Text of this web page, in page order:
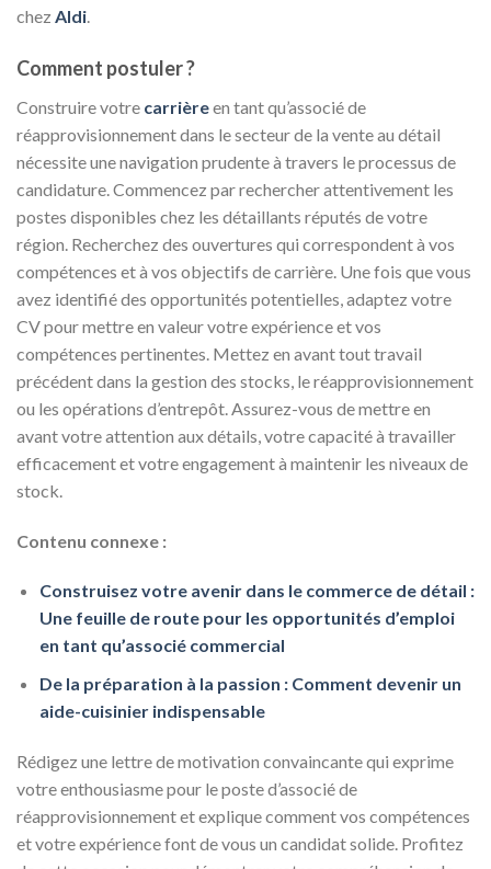
chez Aldi.
Comment postuler ?
Construire votre carrièreen tant qu’associé de
réapprovisionnement dans le secteur de la vente au détail
nécessite une navigation prudente à travers le processus de
candidature. Commencez par rechercher attentivement les
postes disponibles chez les détaillants réputés de votre
région. Recherchez des ouvertures qui correspondent à vos
compétences et à vos objectifs de carrière. Une fois que vous
avez identifié des opportunités potentielles, adaptez votre
CV pour mettre en valeur votre expérience et vos
compétences pertinentes. Mettez en avant tout travail
précédent dans la gestion des stocks, le réapprovisionnement
ou les opérations d’entrepôt. Assurez-vous de mettre en
avant votre attention aux détails, votre capacité à travailler
efficacement et votre engagement à maintenir les niveaux de
stock.
Contenu connexe :
Construisez votre avenir dans le commerce de détail :
Une feuille de route pour les opportunités d’emploi
en tant qu’associé commercial
De la préparation à la passion : Comment devenir un
aide-cuisinier indispensable
Rédigez une lettre de motivation convaincante qui exprime
votre enthousiasme pour le poste d’associé de
réapprovisionnement et explique comment vos compétences
et votre expérience font de vous un candidat solide. Profitez